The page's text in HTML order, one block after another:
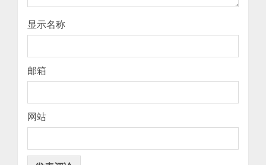
显示名称
邮箱
网站